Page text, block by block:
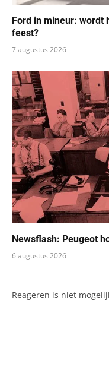
Ford in mineur: wordt
feest?
7 augustus 2026
Newsflash: Peugeot
6 augustus 2026
Reageren is niet